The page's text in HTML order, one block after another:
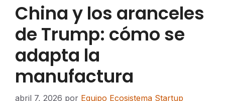
China y los aranceles
de Trump: cómo se
adapta la
manufactura
abril 7, 2026 por Equipo Ecosistema Startup